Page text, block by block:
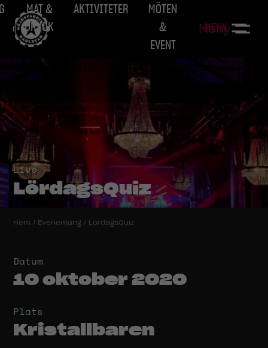
MAT &
DRYCK
AKTIVITETER
MÖTEN
&
EVENT
MENY
Meny
Live
LördagsQuiz
Hem / Evenemang / LördagsQuiz
Datum
10 oktober 2020
Plats
Kristallbaren